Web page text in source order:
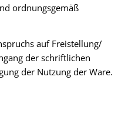
ordnungsgemäß
auf Freistellung/
der schriftlichen
der Nutzung der Ware.